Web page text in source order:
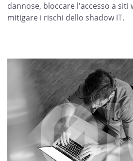
dannose, bloccare l'accesso a
mitigare i rischi dello shadow IT.